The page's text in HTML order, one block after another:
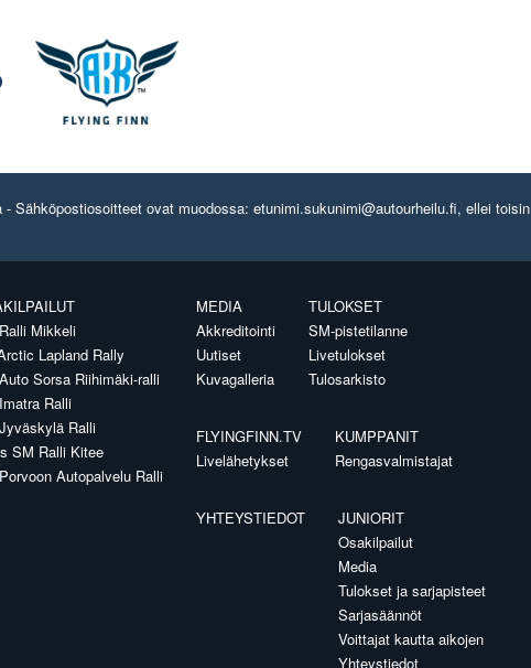
Sähköpostiosoitteet ovat muodossa: etunimi.sukunimi@autourheilu.fi, ellei toisin
Mikkeli
Lapland Rally
Sorsa Riihimäki-ralli
Ralli
Ralli
SM Ralli Kitee
Autopalvelu Ralli
MEDIA
Akkreditointi
Uutiset
Kuvagalleria
TULOKSET
SM-pistetilanne
Livetulokset
Tulosarkisto
FLYINGFINN.TV
Livelähetykset
KUMPPANIT
Rengasvalmistajat
YHTEYSTIEDOT
JUNIORIT
Osakilpailut
Media
Tulokset ja sarjapisteet
Sarjasäännöt
Voittajat kautta aikojen
Yhteystiedot